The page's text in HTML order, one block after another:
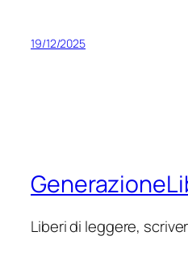
19/12/2025
Liberi di leggere,